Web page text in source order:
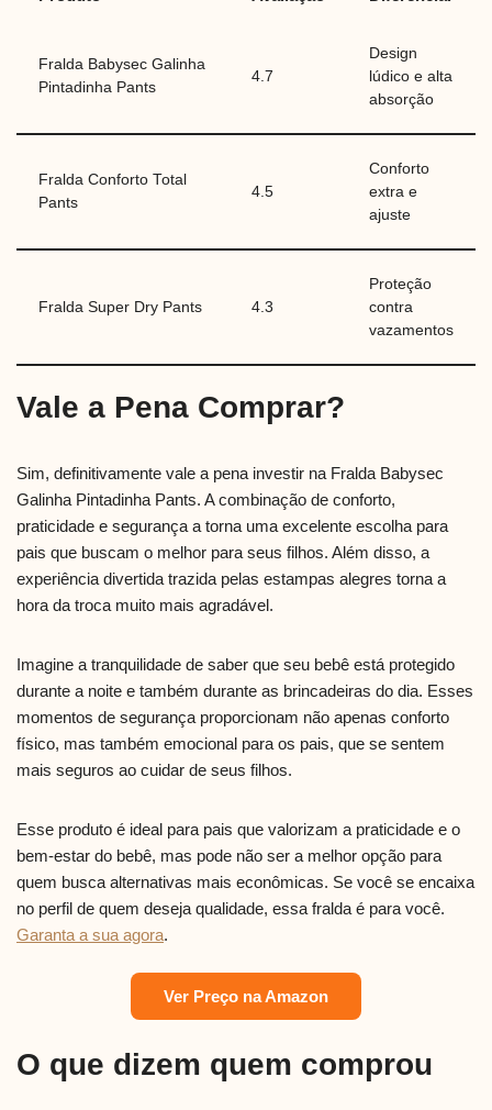
Fralda Babysec Galinha
Pintadinha Pants
4.7
Design
lúdico e alta
absorção
Fralda Conforto Total
Pants
4.5
Conforto
extra e
ajuste
Fralda Super Dry Pants 4.3
Proteção
contra
vazamentos
Vale a Pena Comprar?
Sim, definitivamente vale a pena investir na Fralda Babysec
Galinha Pintadinha Pants. A combinação de conforto,
praticidade e segurança a torna uma excelente escolha para
pais que buscam o melhor para seus filhos. Além disso, a
experiência divertida trazida pelas estampas alegres torna a
hora da troca muito mais agradável.
Imagine a tranquilidade de saber que seu bebê está protegido
durante a noite e também durante as brincadeiras do dia. Esses
momentos de segurança proporcionam não apenas conforto
físico, mas também emocional para os pais, que se sentem
mais seguros ao cuidar de seus filhos.
Esse produto é ideal para pais que valorizam a praticidade e o
bem-estar do bebê, mas pode não ser a melhor opção para
quem busca alternativas mais econômicas. Se você se encaixa
no perfil de quem deseja qualidade, essa fralda é para você.
Garanta a sua agora.
Ver Preço na Amazon
O que dizem quem comprou